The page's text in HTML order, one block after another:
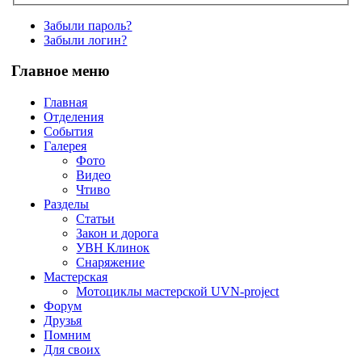
Забыли пароль?
Забыли логин?
Главное меню
Главная
Отделения
События
Галерея
Фото
Видео
Чтиво
Разделы
Статьи
Закон и дорога
УВН Клинок
Снаряжение
Мастерская
Мотоциклы мастерской UVN-project
Форум
Друзья
Помним
Для своих